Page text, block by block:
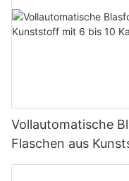
Vollautomatische
Flaschen aus